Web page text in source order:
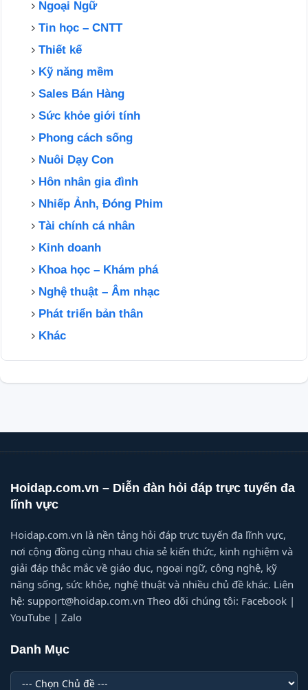
Ngoại Ngữ
Tin học – CNTT
Thiết kế
Kỹ năng mềm
Sales Bán Hàng
Sức khỏe giới tính
Phong cách sống
Nuôi Dạy Con
Hôn nhân gia đình
Nhiếp Ảnh, Đóng Phim
Tài chính cá nhân
Kinh doanh
Khoa học – Khám phá
Nghệ thuật – Âm nhạc
Phát triển bản thân
Khác
Hoidap.com.vn – Diễn đàn hỏi đáp trực tuyến đa
lĩnh vực
Hoidap.com.vn là nền tảng hỏi đáp trực tuyến đa lĩnh vực,
nơi cộng đồng cùng nhau chia sẻ kiến thức, kinh nghiệm và
giải đáp thắc mắc về giáo dục, ngoại ngữ, công nghệ, kỹ
năng sống, sức khỏe, nghệ thuật và nhiều chủ đề khác. Liên
hệ: support@hoidap.com.vn Theo dõi chúng tôi: Facebook |
YouTube | Zalo
Danh Mục
Danh